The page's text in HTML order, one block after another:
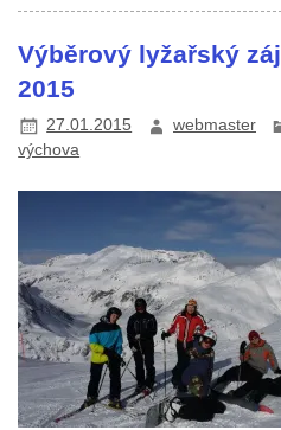
Výběrový lyžařský
2015
27.01.2015 webmaster
výchova